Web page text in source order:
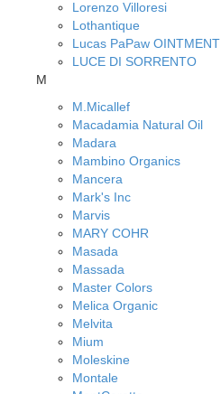
Lorenzo Villoresi
Lothantique
Lucas PaPaw OINTMENT
LUCE DI SORRENTO
M
M.Micallef
Macadamia Natural Oil
Madara
Mambino Organics
Mancera
Mark's Inc
Marvis
MARY COHR
Masada
Massada
Master Colors
Melica Organic
Melvita
Mium
Moleskine
Montale